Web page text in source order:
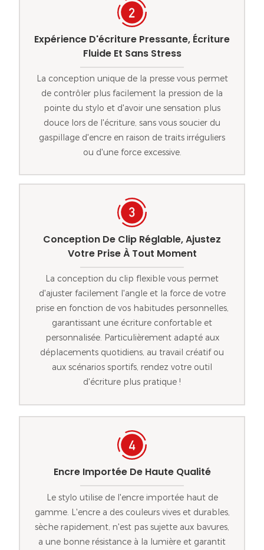
Expérience D'écriture Pressante, Écriture
Fluide Et Sans Stress
La conception unique de la presse vous permet
de contrôler plus facilement la pression de la
pointe du stylo et d'avoir une sensation plus
douce lors de l'écriture, sans vous soucier du
gaspillage d'encre en raison de traits irréguliers
ou d'une force excessive.
Conception De Clip Réglable, Ajustez
Votre Prise À Tout Moment
La conception du clip flexible vous permet
d'ajuster facilement l'angle et la force de votre
prise en fonction de vos habitudes personnelles,
garantissant une écriture confortable et
personnalisée. Particulièrement adapté aux
déplacements quotidiens, au travail créatif ou
aux scénarios sportifs, rendez votre outil
d'écriture plus pratique !
Encre Importée De Haute Qualité
Le stylo utilise de l'encre importée haut de
gamme. L'encre a des couleurs vives et durables,
sèche rapidement, n'est pas sujette aux bavures,
a une bonne résistance à la lumière et garantit